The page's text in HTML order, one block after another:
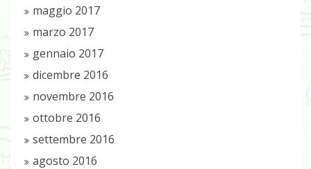
maggio 2017
marzo 2017
gennaio 2017
dicembre 2016
novembre 2016
ottobre 2016
settembre 2016
agosto 2016